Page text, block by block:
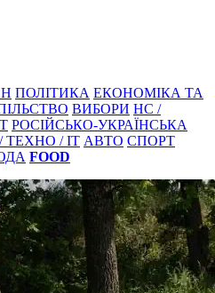
ПОЛІТИКА ЕКОНОМІКА ТА
ВИБОРИ НС /
РОСІЙСЬКО-УКРАЇНСЬКА
ТЕХНО / IT АВТО СПОРТ
FOOD